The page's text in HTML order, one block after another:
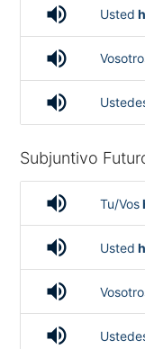
volume_up Usted
volume_up
volume_up
Subjuntivo
volume_up Tu/Vos
volume_up Usted
volume_up
volume_up